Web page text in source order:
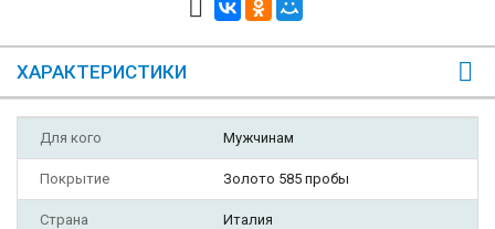
ХАРАКТЕРИСТИКИ
Для кого Мужчинам
Покрытие Золото 585 пробы
Страна Италия